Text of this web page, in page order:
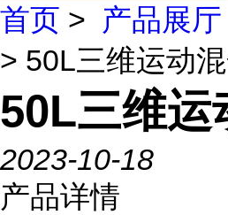
首页 > 产品展厅
> 50L三维运动
50L三维运
2023-10-18
产品详情